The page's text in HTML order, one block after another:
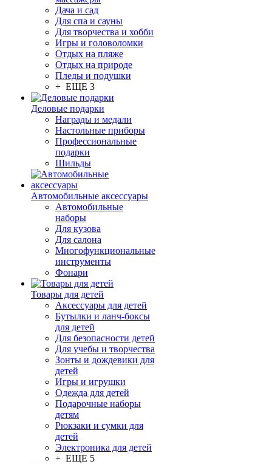
Дача и сад
Для спа и сауны
Для творчества и хобби
Игры и головоломки
Отдых на пляже
Отдых на природе
Пледы и подушки
+ ЕЩЕ 3
Деловые подарки
Награды и медали
Настольные приборы
Профессиональные
подарки
Шильды
Автомобильные аксессуары
Автомобильные
наборы
Для кузова
Для салона
Многофункциональные
инструменты
Фонари
Товары для детей
Аксессуары для детей
Бутылки и ланч-боксы
для детей
Для безопасности детей
Для учебы и творчества
Зонты и дождевики для
детей
Игры и игрушки
Одежда для детей
Подарочные наборы
детям
Рюкзаки и сумки для
детей
Электроника для детей
+ ЕЩЕ 5